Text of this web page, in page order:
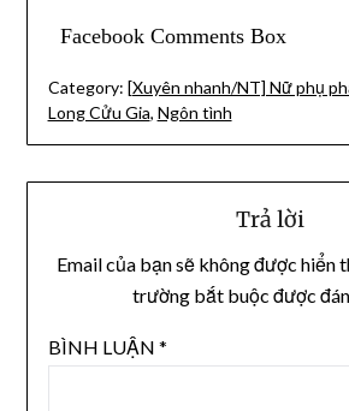
Facebook Comments Box
Category: [Xuyên nhanh/NT] Nữ phụ
Long Cửu Gia, Ngôn tình
Trả lời
Email của bạn sẽ không được hiển
trường bắt buộc được
BÌNH LUẬN *